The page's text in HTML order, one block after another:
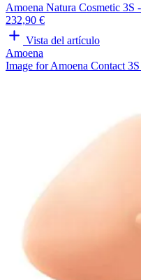
Amoena Natura Cosmetic 3S
232,90 €
Vista del artículo
Amoena
Image for Amoena Contact